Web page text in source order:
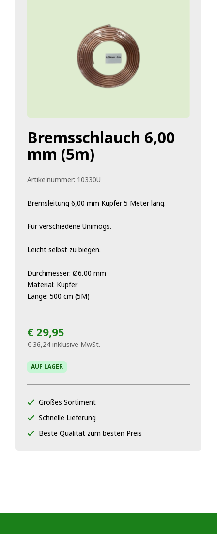
Bremsschlauch 6,00
mm (5m)
Artikelnummer: 10330U
Bremsleitung 6,00 mm Kupfer 5 Meter lang.
Für verschiedene Unimogs.
Leicht selbst zu biegen.
Durchmesser: Ø6,00 mm
Material: Kupfer
Länge: 500 cm (5M)
€ 29,95
€ 36,24 inklusive MwSt.
AUF LAGER
Großes Sortiment
Schnelle Lieferung
Beste Qualität zum besten Preis